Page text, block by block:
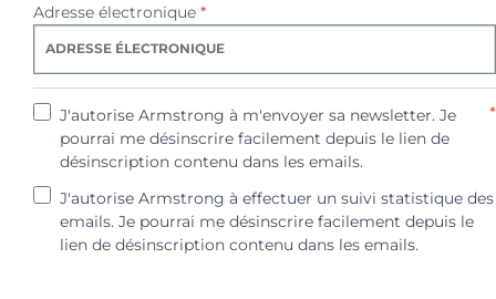
Adresse électronique *
J'autorise Armstrong à m'envoyer sa newsletter. Je
pourrai me désinscrire facilement depuis le lien de
désinscription contenu dans les emails.
*
J'autorise Armstrong à effectuer un suivi statistique des
emails. Je pourrai me désinscrire facilement depuis le
lien de désinscription contenu dans les emails.